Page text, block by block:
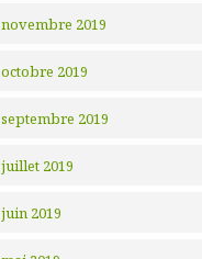
novembre 2019
octobre 2019
septembre 2019
juillet 2019
juin 2019